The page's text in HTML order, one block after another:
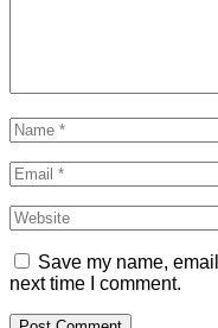
Save my name,
next time I comment.